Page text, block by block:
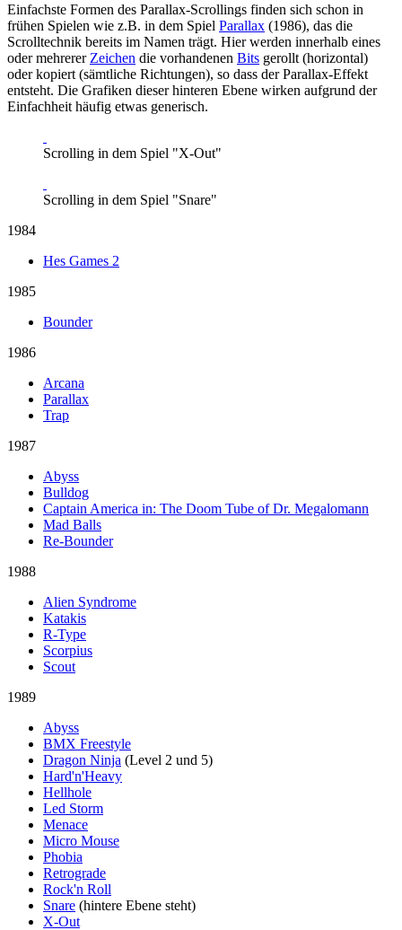
Einfachste Formen des Parallax-Scrollings finden sich schon in
frühen Spielen wie z.B. in dem Spiel Parallax (1986), das die
Scrolltechnik bereits im Namen trägt. Hier werden innerhalb eines
oder mehrerer Zeichen die vorhandenen Bits gerollt (horizontal)
oder kopiert (sämtliche Richtungen), so dass der Parallax-Effekt
entsteht. Die Grafiken dieser hinteren Ebene wirken aufgrund der
Einfachheit häufig etwas generisch.
Scrolling in dem Spiel "X-Out"
Scrolling in dem Spiel "Snare"
1984
Hes Games 2
1985
Bounder
1986
Arcana
Parallax
Trap
1987
Abyss
Bulldog
Captain America in: The Doom Tube of Dr. Megalomann
Mad Balls
Re-Bounder
1988
Alien Syndrome
Katakis
R-Type
Scorpius
Scout
1989
Abyss
BMX Freestyle
Dragon Ninja (Level 2 und 5)
Hard'n'Heavy
Hellhole
Led Storm
Menace
Micro Mouse
Phobia
Retrograde
Rock'n Roll
Snare (hintere Ebene steht)
X-Out